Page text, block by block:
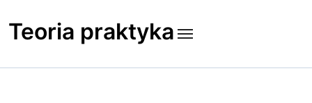
to
content
Teoria praktyka